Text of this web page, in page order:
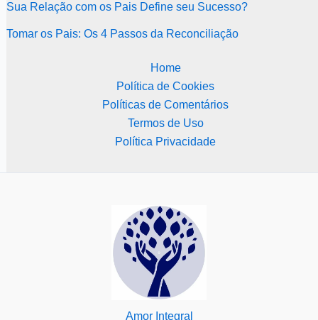
Sua Relação com os Pais Define seu Sucesso?
Tomar os Pais: Os 4 Passos da Reconciliação
Home
Política de Cookies
Políticas de Comentários
Termos de Uso
Política Privacidade
Amor Integral